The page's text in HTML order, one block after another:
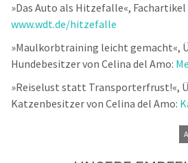
»Das Auto als Hitzefalle«, Fachartikel
www.wdt.de/hitzefalle
»Maulkorbtraining leicht gemacht«,
Hundebesitzer von Celina del Amo:
»Reiselust statt Transporterfrust!«,
Katzenbesitzer von Celina del Amo: